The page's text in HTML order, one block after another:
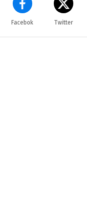
Facebok Twitter